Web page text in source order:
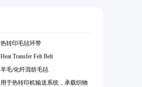
热转印毛毡环带
Heat Transfer Felt Belt
羊毛/化纤混纺毛毡
用于热转印机输送系统，承载织物